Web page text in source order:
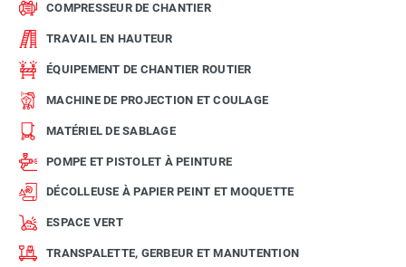
COMPRESSEUR DE CHANTIER
TRAVAIL EN HAUTEUR
ÉQUIPEMENT DE CHANTIER ROUTIER
MACHINE DE PROJECTION ET COULAGE
MATÉRIEL DE SABLAGE
POMPE ET PISTOLET À PEINTURE
DÉCOLLEUSE À PAPIER PEINT ET MOQUETTE
ESPACE VERT
TRANSPALETTE, GERBEUR ET MANUTENTION